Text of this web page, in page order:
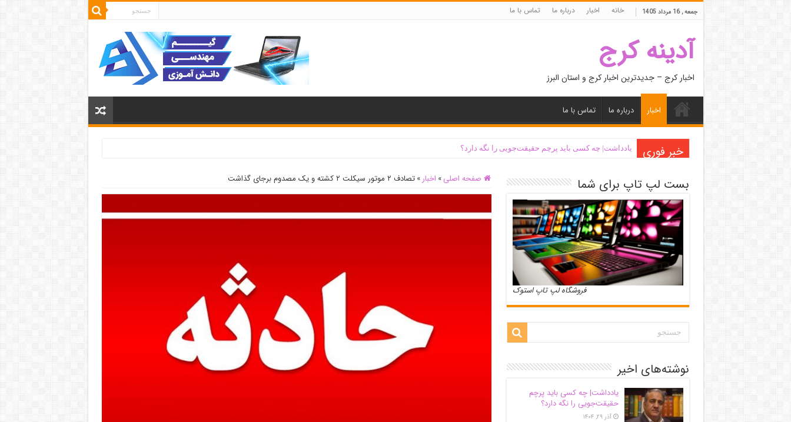
جمعه , 16 مرداد 1405 خانه اخبار درباره ما تماس با ما
آدینه کرج
اخبار کرج – جدیدترین اخبار کرج و استان البرز
اخبار درباره ما تماس با ما
خبر فوری یادداشت| ‌چه کسی باید پرچم حقیقت‌جویی را نگه دارد؟
صفحه اصلی » اخبار » تصادف ۲ موتور سیکلت ۲ کشته و یک مصدوم برجای گذاشت بست لپ تاپ برای شما
فروشگاه لپ تاپ استوک
نوشته‌های اخیر
یادداشت| ‌چه کسی باید پرچم
حقیقت‌جویی را نگه دارد؟
آذر ۲۹, ۱۴۰۴